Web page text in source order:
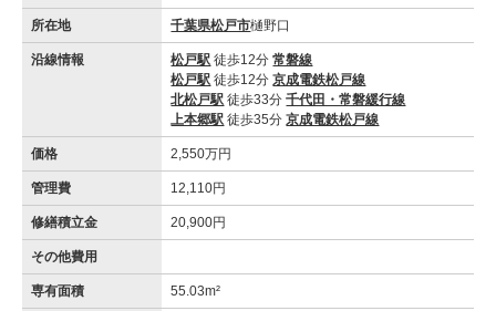
所在地 千葉県松戸市樋野口
沿線情報 松戸駅 徒歩12分常磐線
松戸駅 徒歩12分京成電鉄松戸線
北松戸駅 徒歩33分千代田・常磐緩行線
上本郷駅 徒歩35分京成電鉄松戸線
価格 2,550万円
管理費 12,110円
修繕積立金 20,900円
その他費用
専有面積 55.03m²